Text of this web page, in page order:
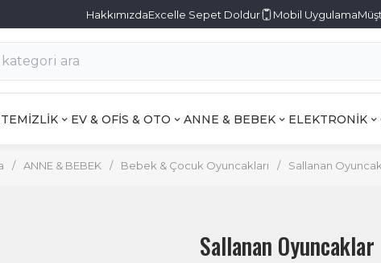
HakkımızdaExcelle Sepet Doldur Mobil Uygulama
TEMİZLİK EV & OFİS & OTO ANNE & BEBEK ELEKTRONİK
/ ANNE & BEBEK / Bebek & Çocuk Oyuncakları / Sallanan
Sallanan Oyuncaklar